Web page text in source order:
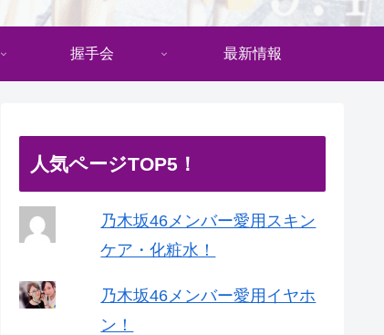
握手会 最新情報
人気ページTOP5！
乃木坂46メンバー愛用スキン
ケア・化粧水！
乃木坂46メンバー愛用イヤホ
ン！